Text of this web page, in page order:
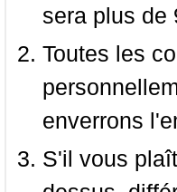
sera plus de
Toutes les
enverrons
S'il vous